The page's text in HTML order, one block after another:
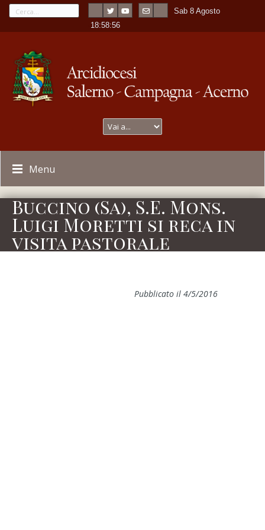
Sab 8 Agosto
18:58:56
Menu
Buccino (Sa), S.E. Mons.
Luigi Moretti si reca in
visita pastorale
Pubblicato il 4/5/2016